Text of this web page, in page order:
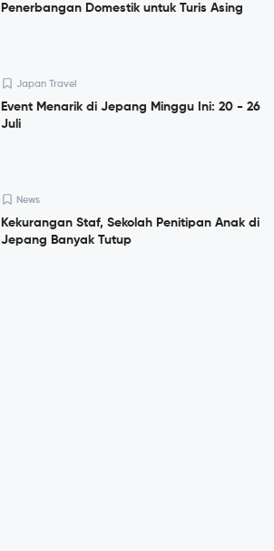
Penerbangan Domestik untuk Turis Asing
Japan Travel
Event Menarik di Jepang Minggu Ini: 20 - 26
Juli
News
Kekurangan Staf, Sekolah Penitipan Anak di
Jepang Banyak Tutup